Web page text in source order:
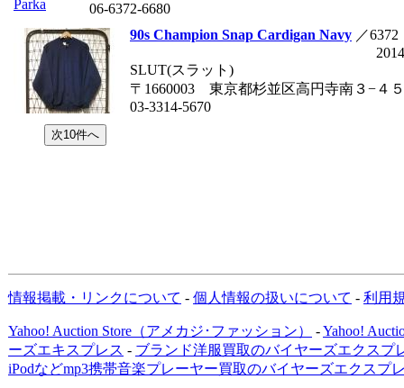
06-6372-6680
90s Champion Snap Cardigan Navy ／6372
SLUT(スラット)
〒1660003 東京都杉並区高円寺南３−４
03-3314-5670
情報掲載・リンクについて - 個人情報の扱いについて - 利用
Yahoo! Auction Store（アメカジ･ファッション） -Yahoo!
ーズエキスプレス - ブランド洋服買取のバイヤーズエクスプ
iPodなどmp3携帯音楽プレーヤー買取のバイヤーズエクスプ